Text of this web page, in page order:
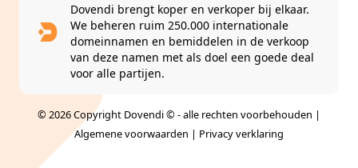
Dovendi brengt koper en verkoper bij elkaar.
We beheren ruim 250.000 internationale
domeinnamen en bemiddelen in de verkoop
van deze namen met als doel een goede deal
voor alle partijen.
© 2026 Copyright Dovendi © - alle rechten voorbehouden |
Algemene voorwaarden | Privacy verklaring